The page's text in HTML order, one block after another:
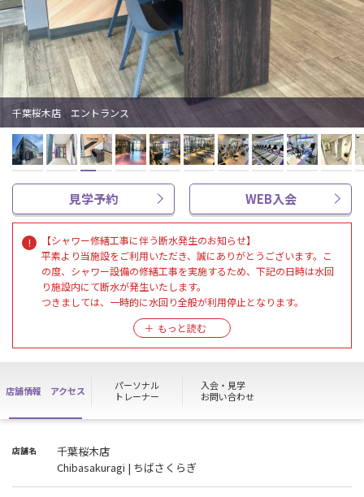
千葉桜木店 エントランス
見学予約 WEB入会
【シャワー修繕工事に伴う断水発生のお知らせ】
平素より当施設をご利用いただき、誠にありがとうございます。こ
の度、シャワー設備の修繕工事を実施するため、下記の日時は水回
り施設内にて断水が発生いたします。
つきましては、一時的に水回り全般が利用停止となります。
施工日時：8/12(水) 10：00～11：00
業を行いますので、ご理解とご協力をよろしくお願い申し上げま
す。
店舗情報 アクセス
パーソナル
トレーナー
入会・見学
お問い合わせ
店舗名
千葉桜木店
Chibasakuragi | ちばさくらぎ